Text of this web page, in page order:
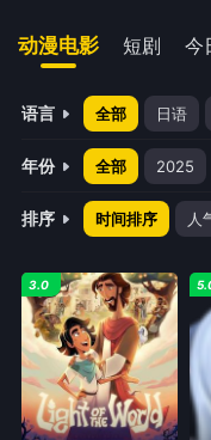
动漫电影 短剧 今
我的
语言 全部 日语
年份 全部 2025
排序 时间排序 人
3.0